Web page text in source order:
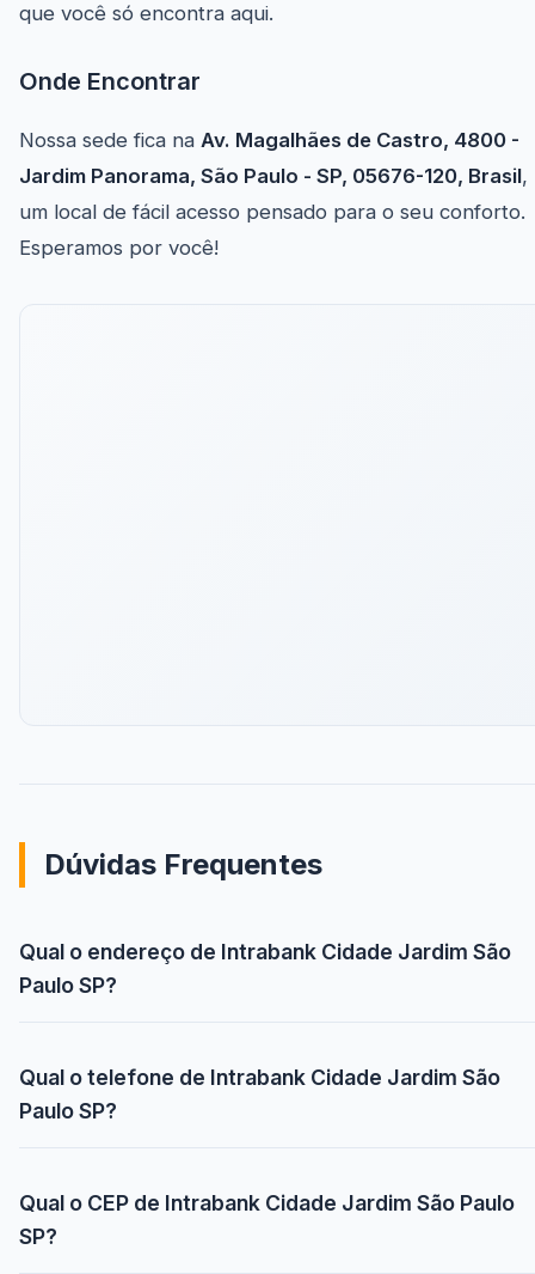
que você só encontra aqui.
Onde Encontrar
Nossa sede fica na Av. Magalhães de Castro, 4800 -
Jardim Panorama, São Paulo - SP, 05676-120, Brasil,
um local de fácil acesso pensado para o seu conforto.
Esperamos por você!
Dúvidas Frequentes
Qual o endereço de Intrabank Cidade Jardim São
Paulo SP?
Qual o telefone de Intrabank Cidade Jardim São
Paulo SP?
Qual o CEP de Intrabank Cidade Jardim São Paulo
SP?